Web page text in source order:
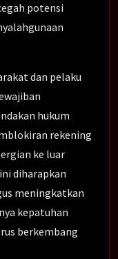
potensi
dan pelaku
hukum
rekening
ke luar
diharapkan
meningkatkan
kepatuhan
berkembang